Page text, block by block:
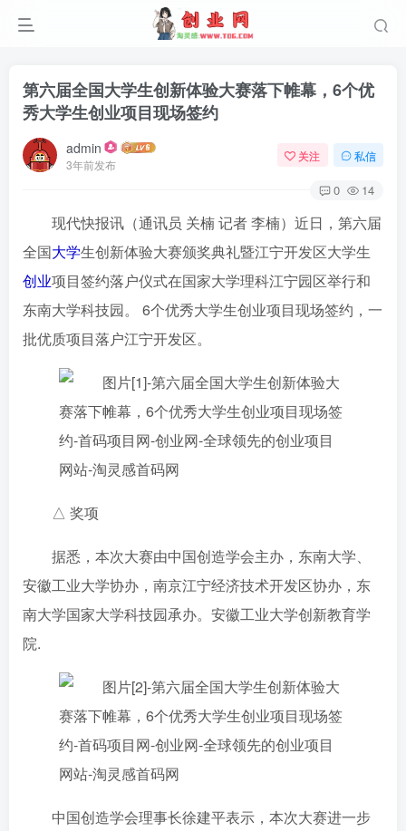
第六届全国大学生创新体验大赛落下帷幕，6个优
秀大学生创业项目现场签约
admin
3年前发布
关注 私信
0 14
现代快报讯（通讯员 关楠 记者 李楠）近日，第六届
全国大学生创新体验大赛颁奖典礼暨江宁开发区大学生
创业项目签约落户仪式在国家大学理科江宁园区举行和
东南大学科技园。 6个优秀大学生创业项目现场签约，一
批优质项目落户江宁开发区。
△ 奖项
据悉，本次大赛由中国创造学会主办，东南大学、
安徽工业大学协办，南京江宁经济技术开发区协办，东
南大学国家大学科技园承办。安徽工业大学创新教育学
院.
中国创造学会理事长徐建平表示，本次大赛进一步